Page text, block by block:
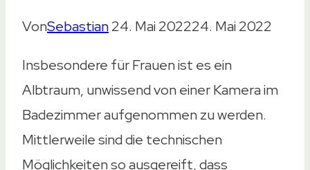
VonSebastian24. Mai 202224. Mai 2022
Insbesondere für Frauen ist es ein
Albtraum, unwissend von einer Kamera im
Badezimmer aufgenommen zu werden.
Mittlerweile sind die technischen
Möglichkeiten so ausgereift, dass